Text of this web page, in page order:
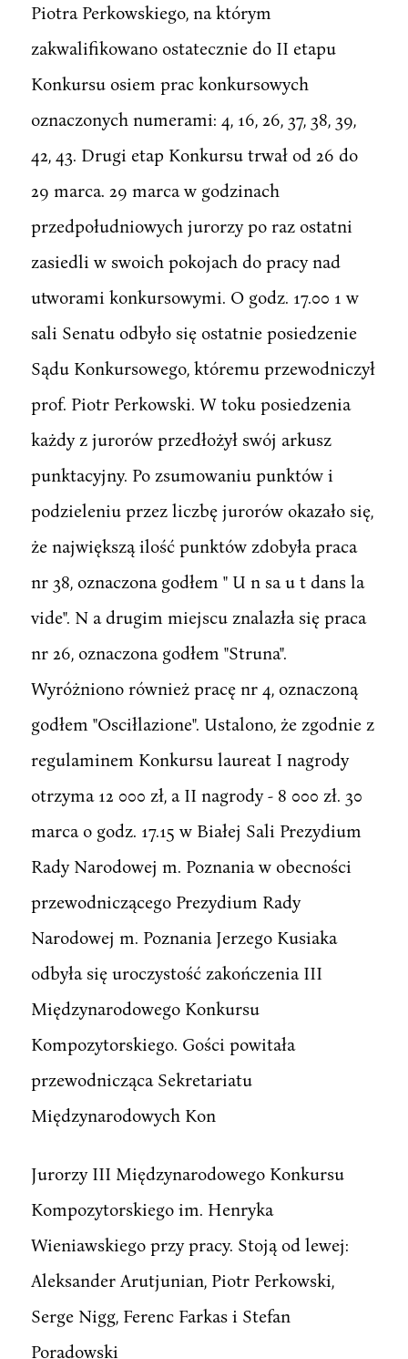
Piotra Perkowskiego, na którym
zakwalifikowano ostatecznie do II etapu
Konkursu osiem prac konkursowych
oznaczonych numerami: 4, 16, 26, 37, 38, 39,
42, 43. Drugi etap Konkursu trwał od 26 do
29 marca. 29 marca w godzinach
przedpołudniowych jurorzy po raz ostatni
zasiedli w swoich pokojach do pracy nad
utworami konkursowymi. O godz. 17.00 1 w
sali Senatu odbyło się ostatnie posiedzenie
Sądu Konkursowego, któremu przewodniczył
prof. Piotr Perkowski. W toku posiedzenia
każdy z jurorów przedłożył swój arkusz
punktacyjny. Po zsumowaniu punktów i
podzieleniu przez liczbę jurorów okazało się,
że największą ilość punktów zdobyła praca
nr 38, oznaczona godłem " U n sa u t dans la
vide". N a drugim miejscu znalazła się praca
nr 26, oznaczona godłem "Struna".
Wyróżniono również pracę nr 4, oznaczoną
godłem "Osciłlazione". Ustalono, że zgodnie z
regulaminem Konkursu laureat I nagrody
otrzyma 12 000 zł, a II nagrody - 8 000 zł. 30
marca o godz. 17.15 w Białej Sali Prezydium
Rady Narodowej m. Poznania w obecności
przewodniczącego Prezydium Rady
Narodowej m. Poznania Jerzego Kusiaka
odbyła się uroczystość zakończenia III
Międzynarodowego Konkursu
Kompozytorskiego. Gości powitała
przewodnicząca Sekretariatu
Międzynarodowych Kon
Jurorzy III Międzynarodowego Konkursu
Kompozytorskiego im. Henryka
Wieniawskiego przy pracy. Stoją od lewej:
Aleksander Arutjunian, Piotr Perkowski,
Serge Nigg, Ferenc Farkas i Stefan
Poradowski